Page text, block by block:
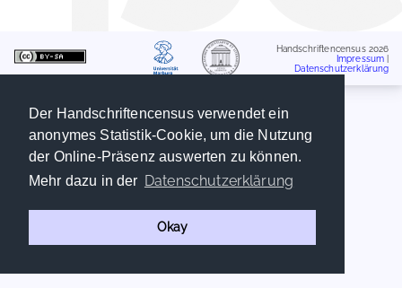
Der Handschriftencensus verwendet ein
anonymes Statistik-Cookie, um die Nutzung
der Online-Präsenz auswerten zu können.
Mehr dazu in der Datenschutzerklärung
Okay
Handschriftencensus 2026
Impressum
Datenschutzerklärung